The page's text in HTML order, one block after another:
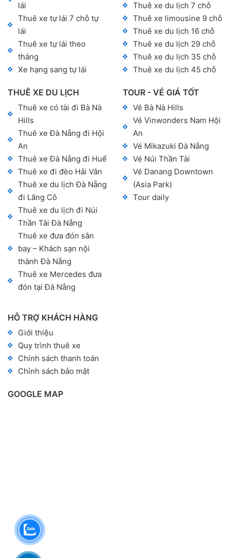
lái
Thuê xe tự lái 7 chỗ tự
lái
Thuê xe tự lái theo
tháng
Xe hạng sang tự lái
THUÊ XE DU LỊCH
Thuê xe có tài đi Bà Nà
Hills
Thuê xe Đà Nẵng đi Hội
An
Thuê xe Đà Nẵng đi Huế
Thuê xe đi đèo Hải Vân
Thuê xe du lịch Đà Nẵng
đi Lăng Cô
Thuê xe du lịch đi Núi
Thần Tài Đà Nẵng
Thuê xe đưa đón sân
bay – Khách sạn nội
thành Đà Nẵng
Thuê xe Mercedes đưa
đón tại Đà Nẵng
Thuê xe du lịch 7 chỗ
Thuê xe limousine 9 chỗ
Thuê xe du lịch 16 chỗ
Thuê xe du lịch 29 chỗ
Thuê xe du lịch 35 chỗ
Thuê xe du lịch 45 chỗ
TOUR - VÉ GIÁ TỐT
Vé Bà Nà Hills
Vé Vinwonders Nam Hội
An
Vé Mikazuki Đà Nẵng
Vé Núi Thần Tài
Vé Danang Downtown
(Asia Park)
Tour daily
GOOGLE MAP
HỖ TRỢ KHÁCH HÀNG
Giới thiệu
Quy trình thuê xe
Chính sách thanh toán
Chính sách bảo mật